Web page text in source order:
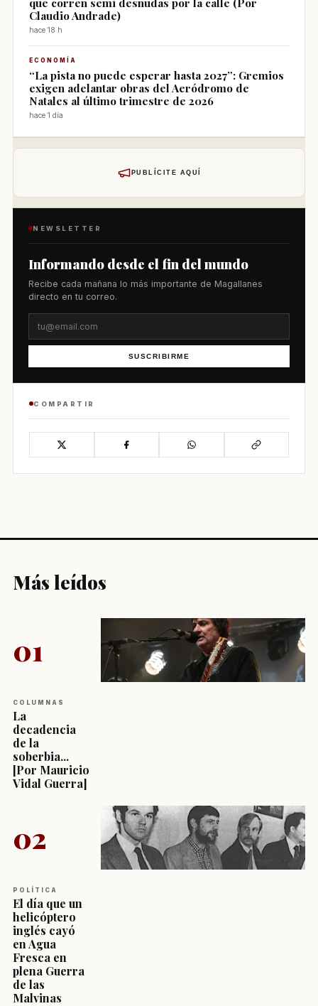
Claudio Andrade)
hace 18 h
ECONOMÍA
“La pista no puede esperar hasta 2027”: Gremios
exigen adelantar obras del Aeródromo de
Natales al último trimestre de 2026
hace 1 día
PUBLÍCITE AQUÍ
NEWSLETTER
Informando desde el fin del mundo
Recibe cada mañana lo más importante de Magallanes
directo en tu correo.
SUSCRIBIRME
COMPARTIR
Más leídos
01
COLUMNAS
La
decadencia
de la
soberbia...
[Por Mauricio
Vidal Guerra]
02
POLÍTICA
El día que un
helicóptero
inglés cayó
en Agua
Fresca en
plena Guerra
de las
Malvinas